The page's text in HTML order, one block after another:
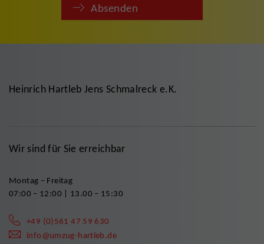
Absenden
Heinrich Hartleb Jens Schmalreck e.K.
Wir sind für Sie erreichbar
Montag – Freitag
07:00 – 12:00 | 13.00 – 15:30
+49 (0)561 47 59 630
info@umzug-hartleb.de